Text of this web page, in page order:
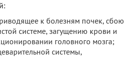
к болезням почек, сбою
системе, загущению крови и
головного мозга;
системы,